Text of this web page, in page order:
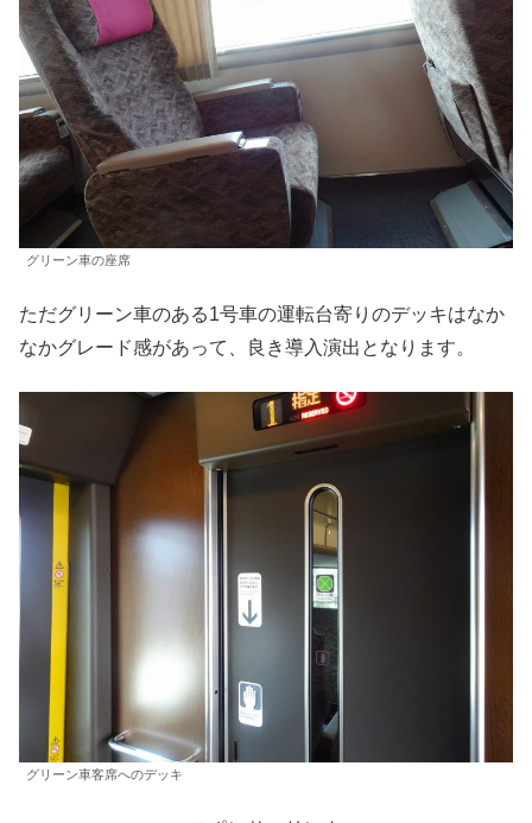
グリーン車の座席
ただグリーン車のある1号車の運転台寄りのデッキはなか
なかグレード感があって、良き導入演出となります。
グリーン車客席へのデッキ